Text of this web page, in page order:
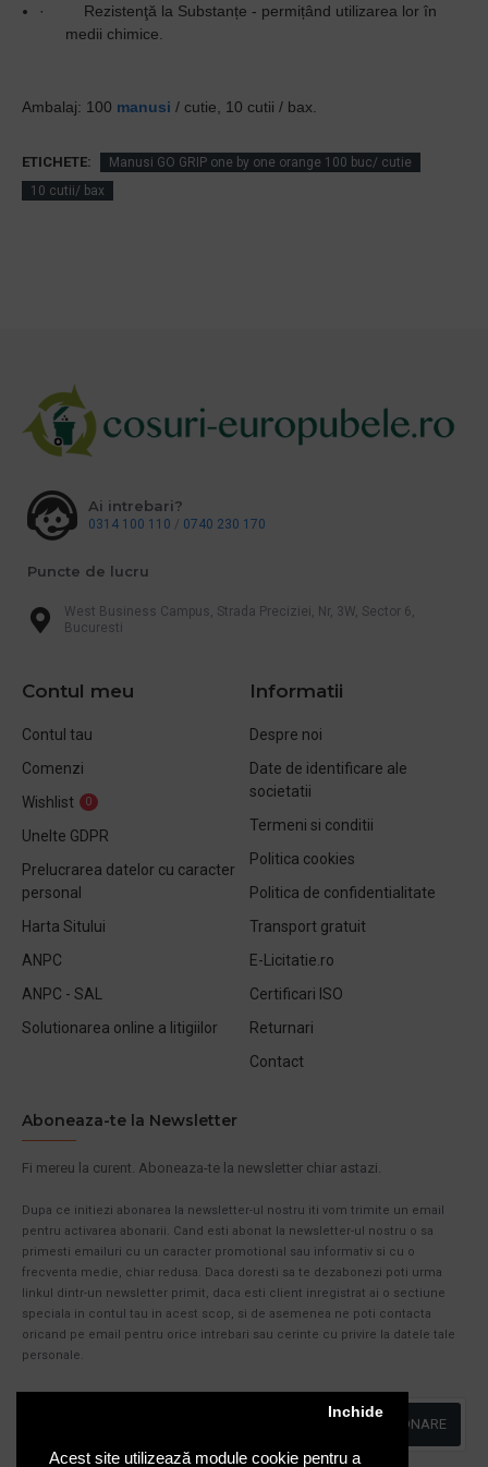
Acest site utilizează module cookie pentru a
Inchide
·
Rezistenţă la Substanțe - permițând utilizarea lor în
medii chimice.
Ambalaj: 100 manusi / cutie, 10 cutii / bax.
ETICHETE:
Manusi GO GRIP one by one orange 100 buc/ cutie
10 cutii/ bax
Ai intrebari?
0314 100 110 / 0740 230 170
Puncte de lucru
West Business Campus, Strada Preciziei, Nr, 3W, Sector 6,
Bucuresti
Contul meu
Contul tau
Comenzi
Wishlist
0
Unelte GDPR
Prelucrarea datelor cu caracter
personal
Harta Sitului
ANPC
ANPC - SAL
Solutionarea online a litigiilor
Informatii
Despre noi
Date de identificare ale
societatii
Termeni si conditii
Politica cookies
Politica de confidentialitate
Transport gratuit
E-Licitatie.ro
Certificari ISO
Returnari
Contact
Aboneaza-te la Newsletter
Fi mereu la curent. Aboneaza-te la newsletter chiar astazi.
Dupa ce initiezi abonarea la newsletter-ul nostru iti vom trimite un email
pentru activarea abonarii. Cand esti abonat la newsletter-ul nostru o sa
primesti emailuri cu un caracter promotional sau informativ si cu o
frecventa medie, chiar redusa. Daca doresti sa te dezabonezi poti urma
linkul dintr-un newsletter primit, daca esti client inregistrat ai o sectiune
speciala in contul tau in acest scop, si de asemenea ne poti contacta
oricand pe email pentru orice intrebari sau cerinte cu privire la datele tale
personale.
ABONARE